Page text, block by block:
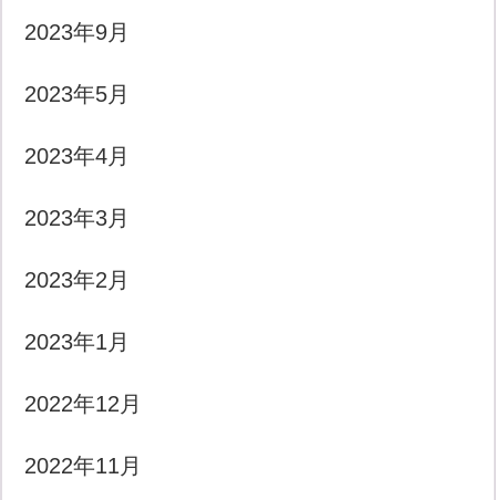
2023年9月
2023年5月
2023年4月
2023年3月
2023年2月
2023年1月
2022年12月
2022年11月